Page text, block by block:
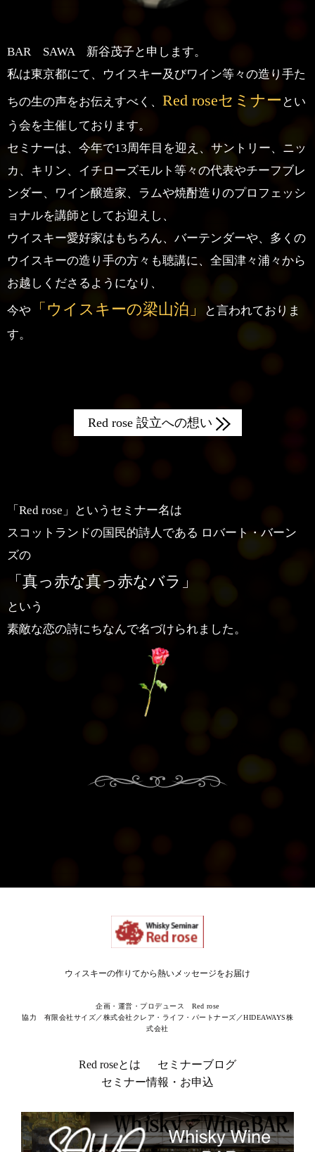
BAR SAWA 新谷茂子と申します。
私は東京都にて、ウイスキー及びワイン等々の造り手た
ちの生の声をお伝えすべく、 Red roseセミナー とい
う会を主催しております。
セミナーは、今年で13周年目を迎え、サントリー、ニッ
カ、キリン、 イチローズモルト等々の代表やチーフブレ
ンダー、ワイン醸造家、 ラムや焼酎造りのプロフェッシ
ョナルを講師としてお迎えし、
ウイスキー愛好家はもちろん、バーテンダーや、多くの
ウイスキーの造り手の方々も聴講に、全国津々浦々から
お越しくださるようになり、
今や 「ウイスキーの梁山泊」
と言われておりま
す。
Red rose 設立への想い
「Red rose」というセミナー名は
スコットランドの国民的詩人である ロバート・バーン
ズの
「真っ赤な真っ赤なバラ」
という
素敵な恋の詩にちなんで名づけられました。
ウィスキーの作りてから熱いメッセージをお届け
企画・運営・プロデュース Red rose
協力 有限会社サイズ／株式会社クレア・ライフ・パートナーズ／HIDEAWAYS株
式会社
Red roseとは
セミナーブログ
セミナー情報・お申込